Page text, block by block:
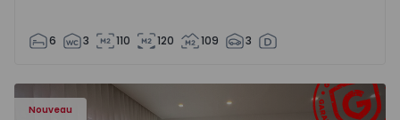
6 3 110 120 109 3
Nouveau
Appartement T1 Lourinhã, Vimeiro - 1575406 - 1